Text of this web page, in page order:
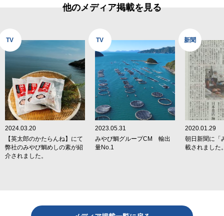
他のメディア掲載を見る
TV
2024.03.20
【英太郎のかたらんね】にて
弊社のみやび鯛めしの素が紹
介されました。
TV
2023.05.31
みやび鯛グループCM 輸出
量No.1
新聞
2020.01.29
朝日新聞に「
載されました